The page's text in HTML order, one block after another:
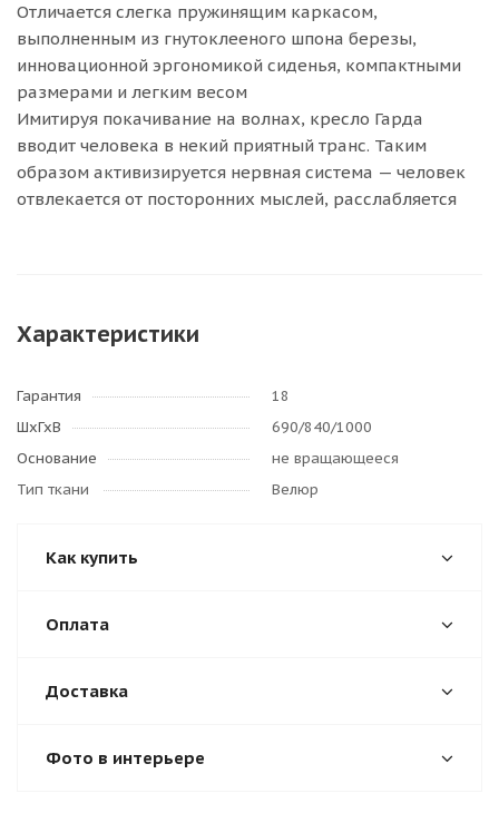
Отличается слегка пружинящим каркасом,
выполненным из гнутоклееного шпона березы,
инновационной эргономикой сиденья, компактными
размерами и легким весом
Имитируя покачивание на волнах, кресло Гарда
вводит человека в некий приятный транс. Таким
образом активизируется нервная система — человек
отвлекается от посторонних мыслей, расслабляется
Характеристики
Гарантия
18
ШхГхВ
690/840/1000
Основание
не вращающееся
Тип ткани
Велюр
Как купить
Оплата
Доставка
Фото в интерьере